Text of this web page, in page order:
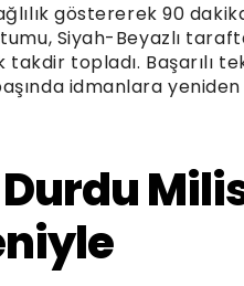
göstererek 90
Siyah-Beyazlı
topladı. Başarılı
idmanlara